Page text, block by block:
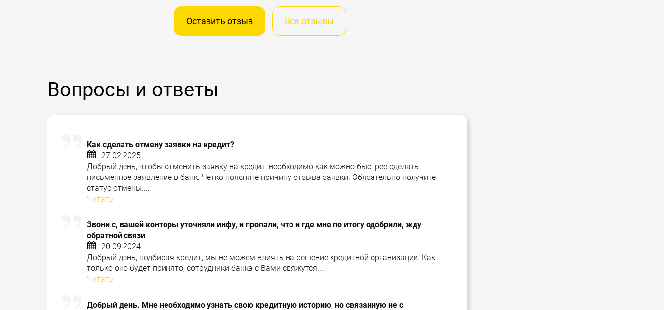
Оставить отзыв Все отзывы
Вопросы и ответы
Как сделать отмену заявки на кредит?
27.02.2025
Добрый день, чтобы отменить заявку на кредит, необходимо как можно быстрее сделать
письменное заявление в банк. Чётко поясните причину отзыва заявки. Обязательно получите
статус отмены....
Читать
Звони с, вашей конторы уточняли инфу, и пропали, что и где мне по итогу одобрили, жду
обратной связи
20.09.2024
Добрый день, подбирая кредит, мы не можем влиять на решение кредитной организации. Как
только оно будет принято, сотрудники банка с Вами свяжутся....
Читать
Добрый день. Мне необходимо узнать свою кредитную историю, но связанную не с